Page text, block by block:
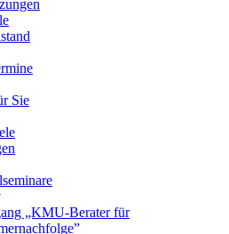
Sie
„KMU-Berater für